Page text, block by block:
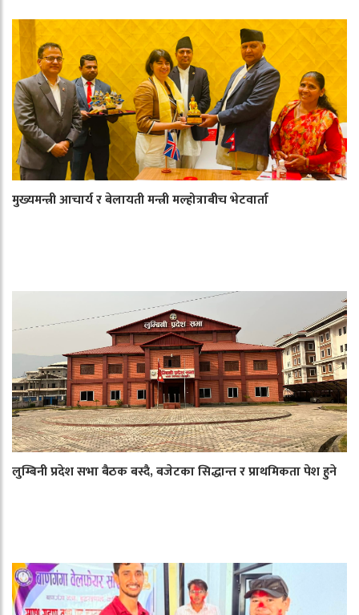
मुख्यमन्त्री आचार्य र बेलायती मन्त्री मल्होत्राबीच भेटवार्ता
लुम्बिनी प्रदेश सभा बैठक बस्दै, बजेटका सिद्धान्त र प्राथमिकता पेश हुने